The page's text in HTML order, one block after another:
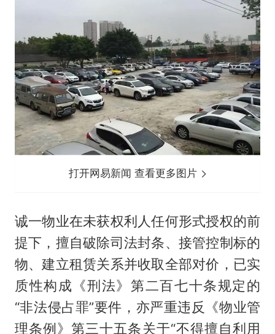
打开网易新闻 查看更多图片
诚一物业在未获权利人任何形式授权的前
提下，擅自破除司法封条、接管控制标的
物、建立租赁关系并收取全部对价，已实
质性构成《刑法》第二百七十条规定的
“非法侵占罪”要件，亦严重违反《物业管
理条例》第三十五条关于“不得擅自利用